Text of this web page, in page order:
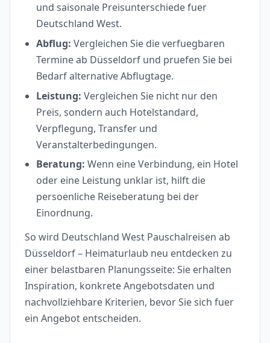
und saisonale Preisunterschiede fuer
Deutschland West.
Abflug: Vergleichen Sie die verfuegbaren
Termine ab Düsseldorf und pruefen Sie bei
Bedarf alternative Abflugtage.
Leistung: Vergleichen Sie nicht nur den
Preis, sondern auch Hotelstandard,
Verpflegung, Transfer und
Veranstalterbedingungen.
Beratung: Wenn eine Verbindung, ein Hotel
oder eine Leistung unklar ist, hilft die
persoenliche Reiseberatung bei der
Einordnung.
So wird Deutschland West Pauschalreisen ab
Düsseldorf – Heimaturlaub neu entdecken zu
einer belastbaren Planungsseite: Sie erhalten
Inspiration, konkrete Angebotsdaten und
nachvollziehbare Kriterien, bevor Sie sich fuer
ein Angebot entscheiden.